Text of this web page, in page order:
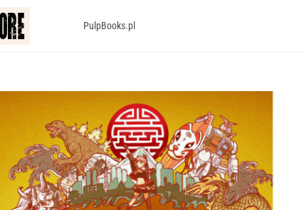
PulpBooks.pl